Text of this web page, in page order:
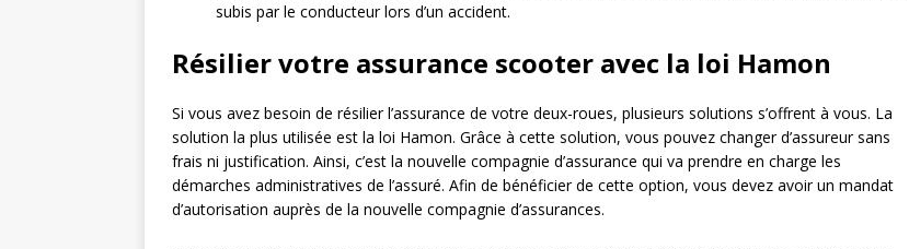
subis par le conducteur lors d’un accident.
Résilier votre assurance scooter avec la loi Hamon
Si vous avez besoin de résilier l’assurance de votre deux-roues, plusieurs solutions s’offrent à vous. La
solution la plus utilisée est la loi Hamon. Grâce à cette solution, vous pouvez changer d’assureur sans
frais ni justification. Ainsi, c’est la nouvelle compagnie d’assurance qui va prendre en charge les
démarches administratives de l’assuré. Afin de bénéficier de cette option, vous devez avoir un mandat
d’autorisation auprès de la nouvelle compagnie d’assurances.